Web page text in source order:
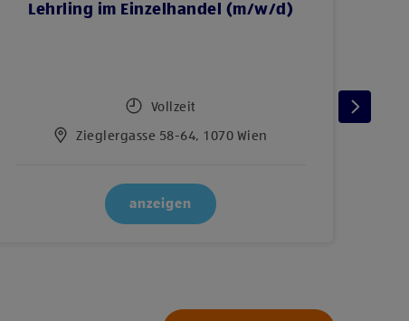
Lehrling im Einzelhandel (m/w/d)
Vollzeit
Zieglergasse 58-64, 1070 Wien
anzeigen